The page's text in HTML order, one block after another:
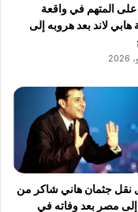
المتهم في واقعة
لاند بعد هروبه إلى
نقل جثمان هاني شاكر من
مصر بعد وفاته في